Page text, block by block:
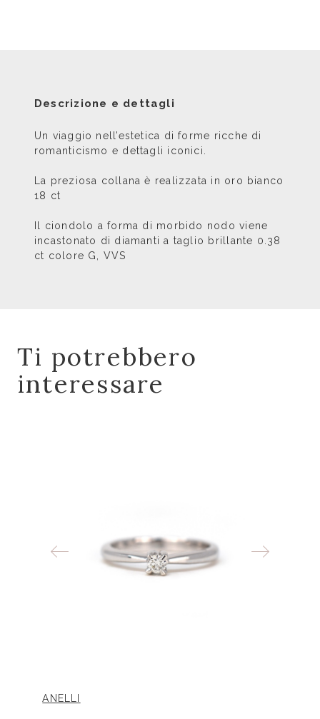
Descrizione e dettagli
Un viaggio nell’estetica di forme ricche di
romanticismo e dettagli iconici.
La preziosa collana è realizzata in oro bianco
18 ct
Il ciondolo a forma di morbido nodo viene
incastonato di diamanti a taglio brillante 0.38
ct colore G, VVS
Ti potrebbero
interessare
ANELLI